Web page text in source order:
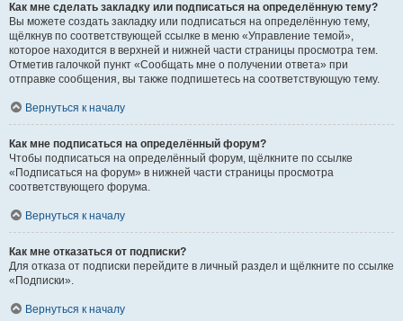
Как мне сделать закладку или подписаться на определённую тему?
Вы можете создать закладку или подписаться на определённую тему,
щёлкнув по соответствующей ссылке в меню «Управление темой»,
которое находится в верхней и нижней части страницы просмотра тем.
Отметив галочкой пункт «Сообщать мне о получении ответа» при
отправке сообщения, вы также подпишетесь на соответствующую тему.
Вернуться к началу
Как мне подписаться на определённый форум?
Чтобы подписаться на определённый форум, щёлкните по ссылке
«Подписаться на форум» в нижней части страницы просмотра
соответствующего форума.
Вернуться к началу
Как мне отказаться от подписки?
Для отказа от подписки перейдите в личный раздел и щёлкните по ссылке
«Подписки».
Вернуться к началу